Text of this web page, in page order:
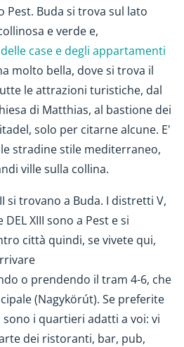
Pest. Buda si trova sul lato
e verde e,
case e degli appartamenti
molto bella, dove si trova il
le attrazioni turistiche, dal
di Matthias, al bastione dei
solo per citarne alcune. E'
stradine stile mediterraneo,
ville sulla collina.
si trovano a Buda. I distretti V,
DEL XIII sono a Pest e si
città quindi, se vivete qui,
o prendendo il tram 4-6, che
(Nagykörút). Se preferite
i quartieri adatti a voi: vi
dei ristoranti, bar, pub,